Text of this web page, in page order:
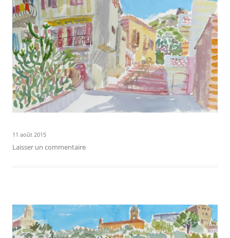
11 août 2015
Laisser un commentaire